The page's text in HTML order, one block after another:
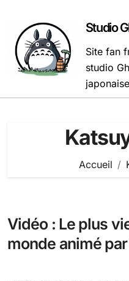
contenu
Studio
Site fan
studio
japonaise
Accueil
Vidéo : Le plus
monde animé